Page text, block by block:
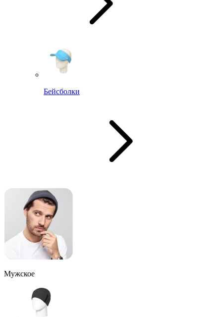
Бейсболки
Мужское